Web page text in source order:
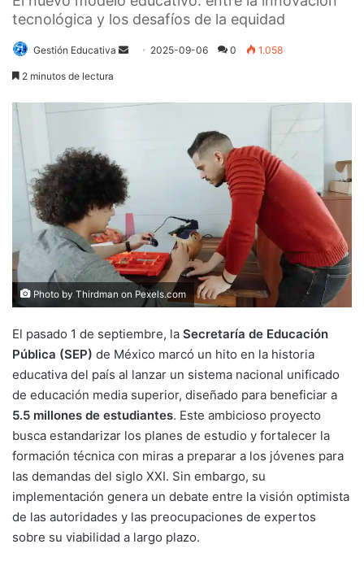
tecnológica y los desafíos de la equidad
Gestión Educativa
Send 2025-09-06 0 1.058
2 minutos de lectura
Photo by Thirdman on Pexels.com
El pasado 1 de septiembre, la Secretaría de Educación
Pública (SEP) de México marcó un hito en la historia
educativa del país al lanzar un sistema nacional unificado
de educación media superior, diseñado para beneficiar a
5.5 millones de estudiantes. Este ambicioso proyecto
busca estandarizar los planes de estudio y fortalecer la
formación técnica con miras a preparar a los jóvenes para
las demandas del siglo XXI. Sin embargo, su
implementación genera un debate entre la visión optimista
de las autoridades y las preocupaciones de expertos
sobre su viabilidad a largo plazo.